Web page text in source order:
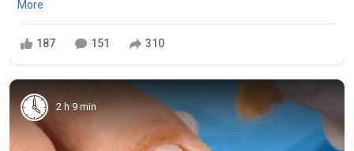
More
187 151 310
2 h 9 min